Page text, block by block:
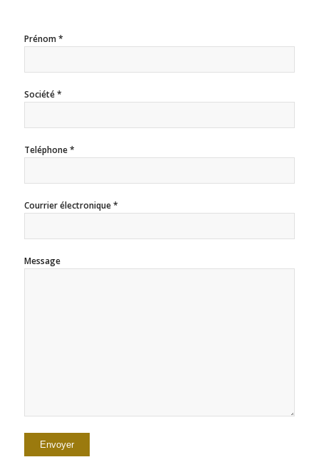
Prénom *
Société *
Teléphone *
Courrier électronique *
Message